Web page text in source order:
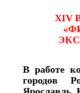
XIV
В работе
городов